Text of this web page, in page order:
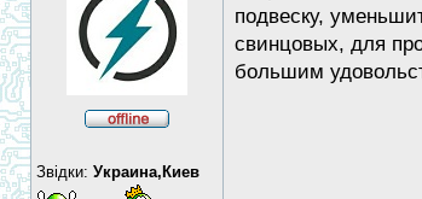
Звідки: Украина,Киев
подвеску,
свинцовых, для
большим